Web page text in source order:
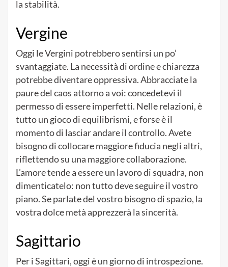
la stabilità.
Vergine
Oggi le Vergini potrebbero sentirsi un po’
svantaggiate. La necessità di ordine e chiarezza
potrebbe diventare oppressiva. Abbracciate la
paure del caos attorno a voi: concedetevi il
permesso di essere imperfetti. Nelle relazioni, è
tutto un gioco di equilibrismi, e forse è il
momento di lasciar andare il controllo. Avete
bisogno di collocare maggiore fiducia negli altri,
riflettendo su una maggiore collaborazione.
L’amore tende a essere un lavoro di squadra, non
dimenticatelo: non tutto deve seguire il vostro
piano. Se parlate del vostro bisogno di spazio, la
vostra dolce metà apprezzerà la sincerità.
Sagittario
Per i Sagittari, oggi è un giorno di introspezione.